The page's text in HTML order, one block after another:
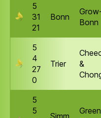
5
31
21
Bonn
Bonn
5
4
27
0
Trier
&
5
5
Simm
Green